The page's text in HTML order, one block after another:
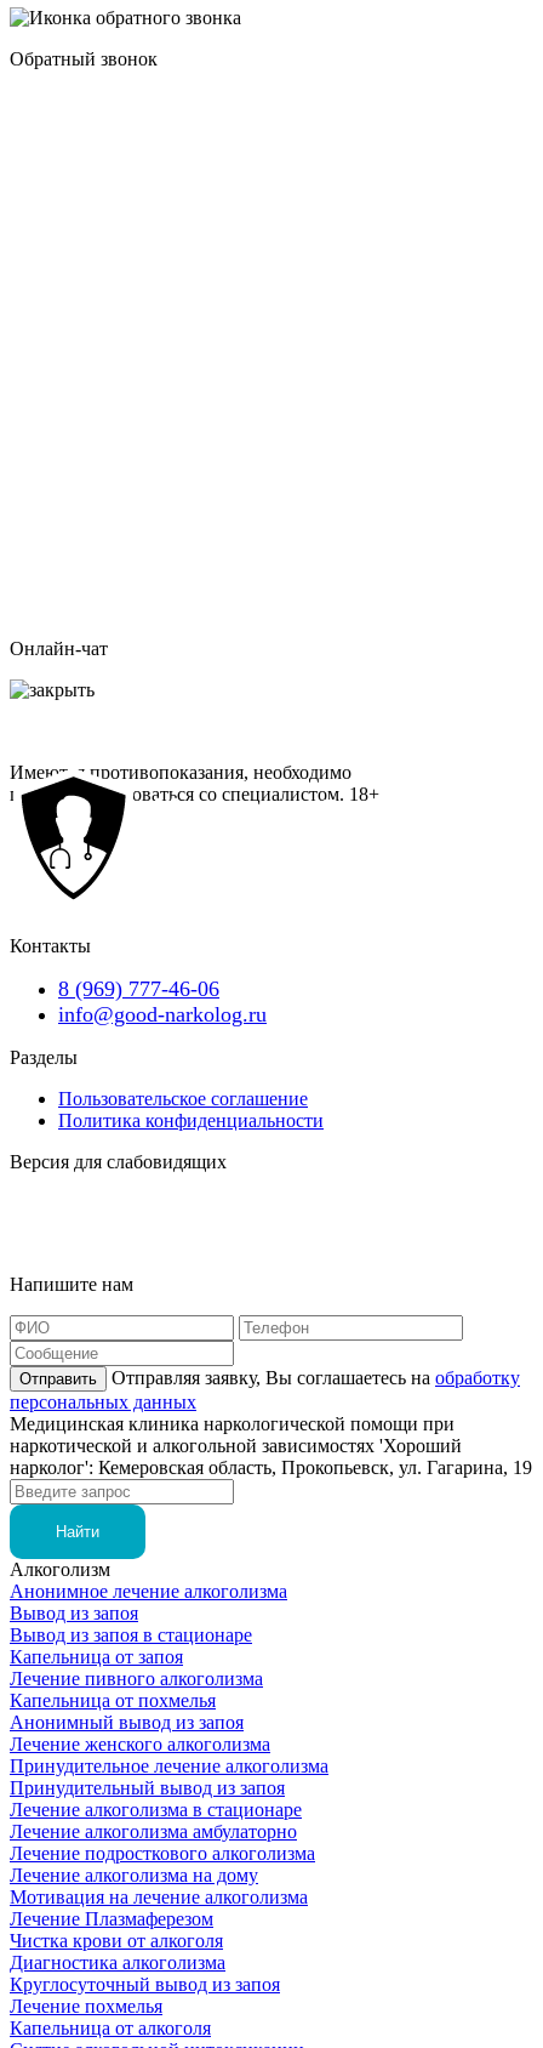
Обратный звонок
Онлайн-чат
Имеются противопоказания, необходимо
проконсультироваться со специалистом. 18+
Контакты
8 (969) 777-46-06
info@good-narkolog.ru
Разделы
Пользовательское соглашение
Политика конфиденциальности
Версия для слабовидящих
Напишите нам
Отправить Отправляя заявку, Вы соглашаетесь на обработку
персональных данных
Медицинская клиника наркологической помощи при
наркотической и алкогольной зависимостях 'Хороший
нарколог': Кемеровская область, Прокопьевск, ул. Гагарина, 19
Алкоголизм
Анонимное лечение алкоголизма
Вывод из запоя
Вывод из запоя в стационаре
Капельница от запоя
Лечение пивного алкоголизма
Капельница от похмелья
Анонимный вывод из запоя
Лечение женского алкоголизма
Принудительное лечение алкоголизма
Принудительный вывод из запоя
Лечение алкоголизма в стационаре
Лечение алкоголизма амбулаторно
Лечение подросткового алкоголизма
Лечение алкоголизма на дому
Мотивация на лечение алкоголизма
Лечение Плазмаферезом
Чистка крови от алкоголя
Диагностика алкоголизма
Круглосуточный вывод из запоя
Лечение похмелья
Капельница от алкоголя